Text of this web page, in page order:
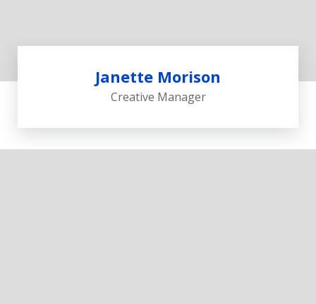
Janette Morison
Creative Manager